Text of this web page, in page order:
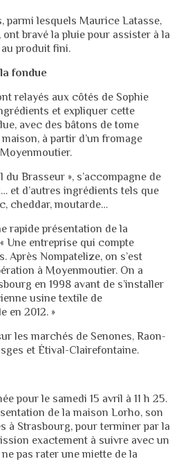
parmi lesquels Maurice Latasse,
bravé la pluie pour assister à la
produit fini.
fondue
relayés aux côtés de Sophie
et expliquer cette
avec des bâtons de tome
à partir d’un fromage
du Brasseur », s’accompagne de
et d’autres ingrédients tels que
cheddar, moutarde…
rapide présentation de la
Une entreprise qui compte
Après Nompatelize, on s’est
à Moyenmoutier. On a
en 1998 avant de s’installer
usine textile de
en 2012. »
les marchés de Senones, Raon-
et Étival-Clairefontaine.
pour le samedi 15 avril à 11 h 25.
de la maison Lorho, son
à Strasbourg, pour terminer par la
exactement à suivre avec un
pas rater une miette de la